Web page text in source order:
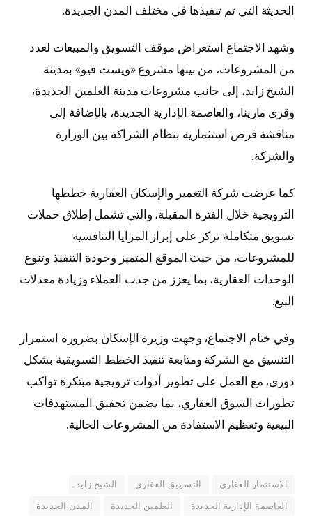
الحديثة التي تم تنفيذها في مختلف المدن الجديدة.
وشهد الاجتماع استعراض موقف التسويق والمبيعات لعدد
من المشروعات، من بينها مشروع «ويست فيو» بمدينة
الشيخ زايد، إلى جانب مشروعات مدينة العلمين الجديدة،
وقرى مارينا، والعاصمة الإدارية الجديدة، بالإضافة إلى
مناقشة فرص استثمارية بنظام الشراكة بين الوزارة
والشركة.
كما عرضت شركة التعمير والإسكان العقارية خططها
الترويجية خلال الفترة المقبلة، والتي تشمل إطلاق حملات
تسويق متكاملة تركز على إبراز المزايا التنافسية
للمشروعات، من حيث الموقع المتميز وجودة التنفيذ وتنوع
الوحدات العقارية، بما يعزز من جذب العملاء وزيادة معدلات
البيع.
وفي ختام الاجتماع، وجهت وزيرة الإسكان بضرورة استمرار
التنسيق مع الشركة ومتابعة تنفيذ الخطط التسويقية بشكل
دوري، مع العمل على تطوير أدوات ترويجية مبتكرة تواكب
تطورات السوق العقاري، بما يضمن تحقيق المستهدفات
البيعية وتعظيم الاستفادة من المشروعات الحالية.
الاستثمار العقاري التسويق العقاري الشيخ زايد
العاصمة الإدارية الجديدة العلمين الجديدة المدن الجديدة